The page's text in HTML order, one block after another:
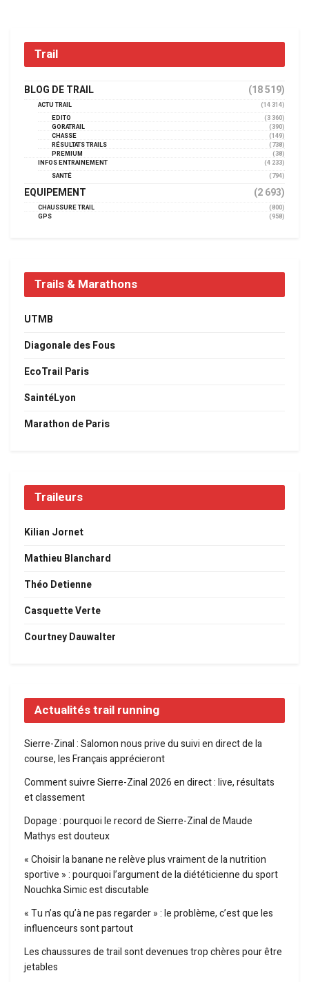
Trail
BLOG DE TRAIL (18 519)
ACTU TRAIL
(14 314)
EDITO
(3 360)
GORATRAIL
(390)
CHASSE
(149)
RÉSULTATS TRAILS
(738)
PREMIUM
(38)
INFOS ENTRAINEMENT
(4 233)
SANTÉ
(794)
EQUIPEMENT (2 693)
CHAUSSURE TRAIL
(800)
GPS
(958)
Trails & Marathons
UTMB
Diagonale des Fous
EcoTrail Paris
SaintéLyon
Marathon de Paris
Traileurs
Kilian Jornet
Mathieu Blanchard
Théo Detienne
Casquette Verte
Courtney Dauwalter
Actualités trail running
Sierre-Zinal : Salomon nous prive du suivi en direct de la
course, les Français apprécieront
Comment suivre Sierre-Zinal 2026 en direct : live, résultats
et classement
Dopage : pourquoi le record de Sierre-Zinal de Maude
Mathys est douteux
« Choisir la banane ne relève plus vraiment de la nutrition
sportive » : pourquoi l’argument de la diététicienne du sport
Nouchka Simic est discutable
« Tu n’as qu’à ne pas regarder » : le problème, c’est que les
influenceurs sont partout
Les chaussures de trail sont devenues trop chères pour être
jetables